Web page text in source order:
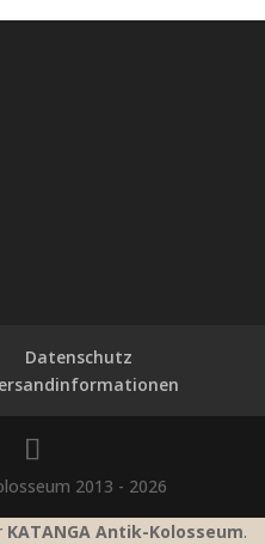
Datenschutz
2013 - 2026
KATANGA Antik-Kolosseum.